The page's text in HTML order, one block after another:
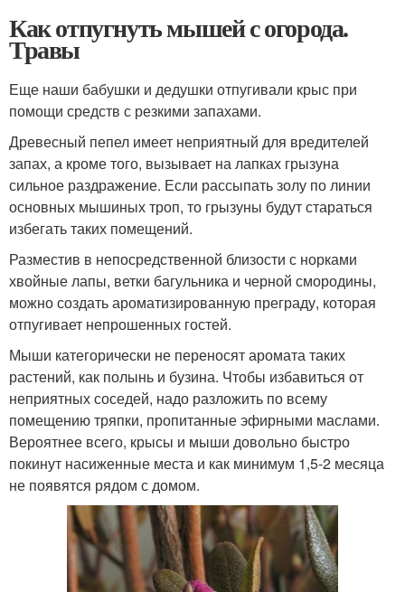
Как отпугнуть мышей с огорода.
Травы
Еще наши бабушки и дедушки отпугивали крыс при
помощи средств с резкими запахами.
Древесный пепел имеет неприятный для вредителей
запах, а кроме того, вызывает на лапках грызуна
сильное раздражение. Если рассыпать золу по линии
основных мышиных троп, то грызуны будут стараться
избегать таких помещений.
Разместив в непосредственной близости с норками
хвойные лапы, ветки багульника и черной смородины,
можно создать ароматизированную преграду, которая
отпугивает непрошенных гостей.
Мыши категорически не переносят аромата таких
растений, как полынь и бузина. Чтобы избавиться от
неприятных соседей, надо разложить по всему
помещению тряпки, пропитанные эфирными маслами.
Вероятнее всего, крысы и мыши довольно быстро
покинут насиженные места и как минимум 1,5-2 месяца
не появятся рядом с домом.